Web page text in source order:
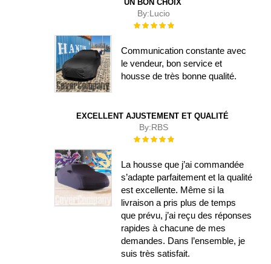
UN BON CHOIX
By:Lucio
Évaluation :
Communication constante avec
le vendeur, bon service et
housse de très bonne qualité.
EXCELLENT AJUSTEMENT ET QUALITÉ
By:RBS
Évaluation :
La housse que j’ai commandée
s’adapte parfaitement et la qualité
est excellente. Même si la
livraison a pris plus de temps
que prévu, j’ai reçu des réponses
rapides à chacune de mes
demandes. Dans l’ensemble, je
suis très satisfait.